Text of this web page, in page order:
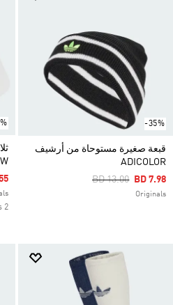
-35%
قبعة صغيرة مستوحاة من أرشيف
ADICOLOR
Price Reduced
BD 13.00ToBD 7.98
Originals
2 Colours